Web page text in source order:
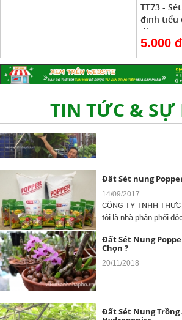
TT73 -
định tiểu
dài
5.000 đ
TIN TỨC & SỰ
Đất Sét Nung
Đất Sét Nung Trồng
Hydroponics
14/09/2017
CÔNG TY TNHH
tôi là nhà phân phối
Giải Cầu Lông Công
POPPER 2017
31/12/2017
Chọn ?
20/11/2018
Hydroponics